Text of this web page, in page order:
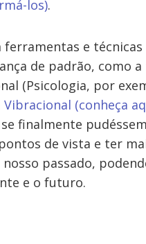
los).
ferramentas e
de padrão, como
(Psicologia, por
(conheça
finalmente
de vista e ter
nosso passado,
e o futuro.